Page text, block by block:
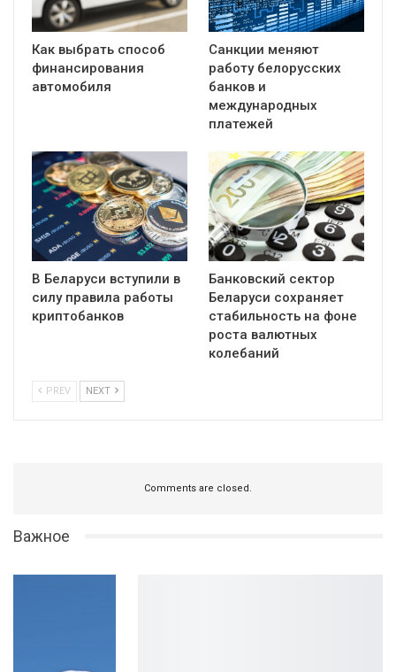
Как выбрать способ
финансирования
автомобиля
Санкции меняют
работу белорусских
банков и
международных
платежей
В Беларуси вступили в
силу правила работы
криптобанков
Банковский сектор
Беларуси сохраняет
стабильность на фоне
роста валютных
колебаний
PREV NEXT
Comments are closed.
Важное